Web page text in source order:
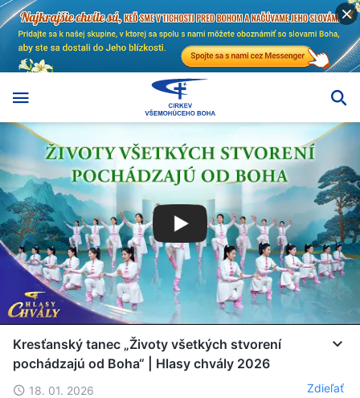
Kresťanský tanec „Životy všetkých stvorení
pochádzajú od Boha“ | Hlasy chvály 2026
18. 01. 2026 Zdieľať